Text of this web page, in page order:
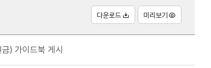
다운로드 미리보기
) 가이드북 게시